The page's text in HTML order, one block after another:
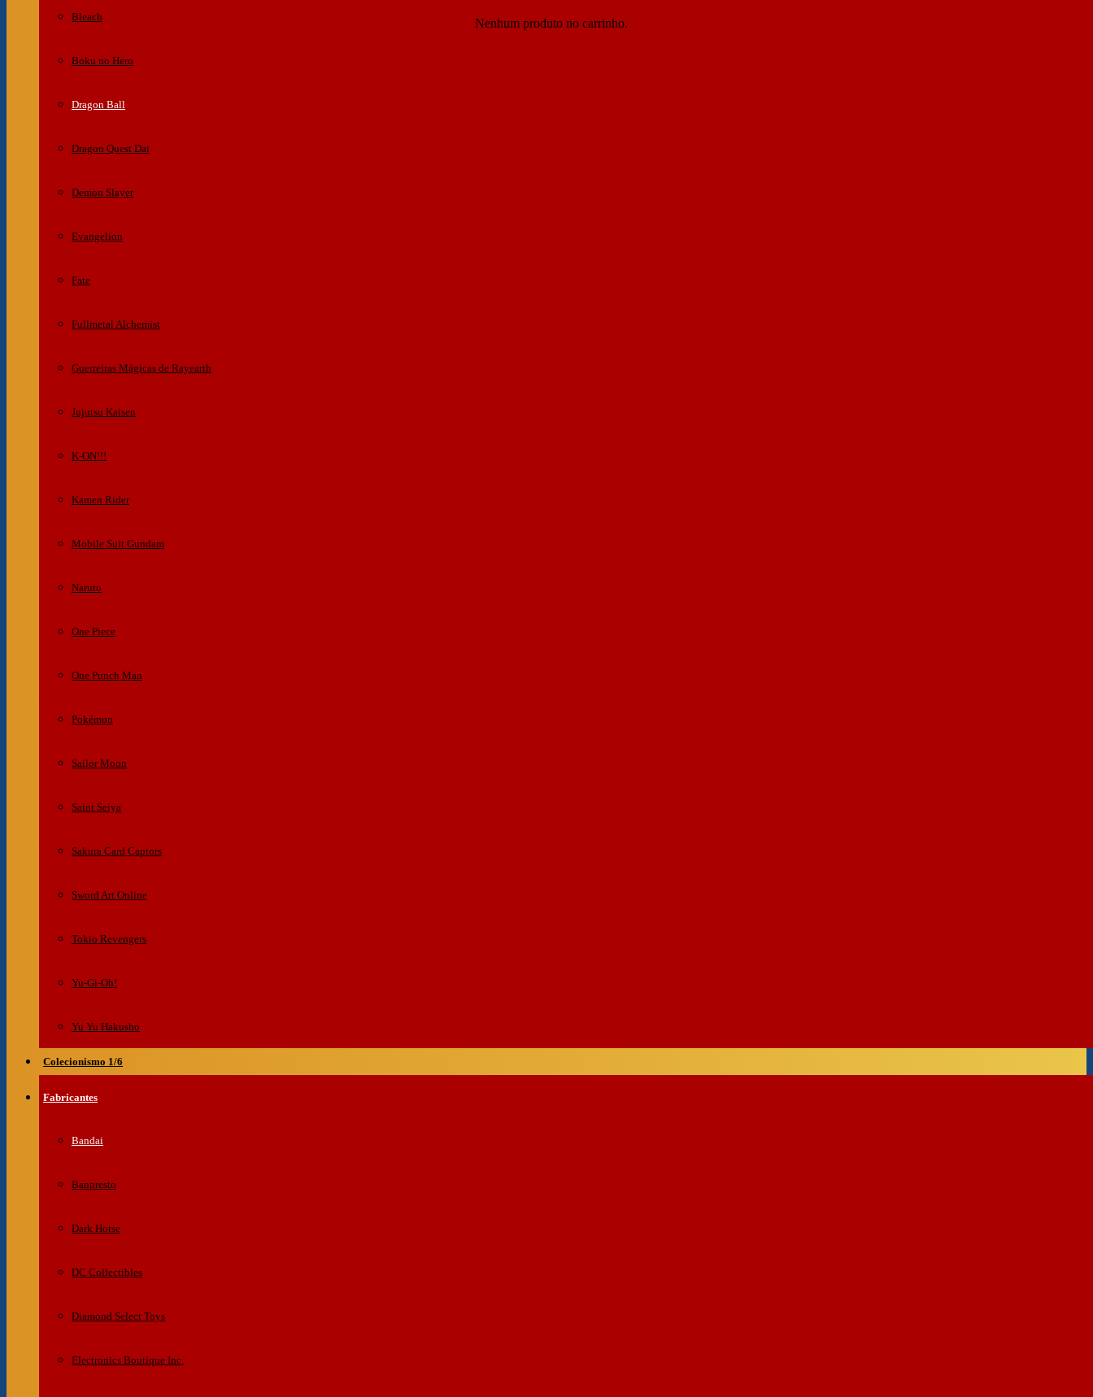
Nenhum produto no carrinho.
Bleach
Boku no Hero
Dragon Ball
Dragon Quest Dai
Demon Slayer
Evangelion
Fate
Fullmetal Alchemist
Guerreiras Mágicas de Rayearth
Jujutsu Kaisen
K-ON!!!
Kamen Rider
Mobile Suit Gundam
Naruto
One Piece
One Punch Man
Pokémon
Sailor Moon
Saint Seiya
Sakura Card Captors
Sword Art Online
Tokio Revengers
Yu-Gi-Oh!
Yu Yu Hakusho
Colecionismo 1/6
Fabricantes
Bandai
Banpresto
Dark Horse
DC Collectibles
Diamond Select Toys
Electronics Boutique Inc.